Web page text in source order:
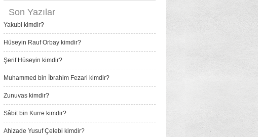
Son Yazılar
Yakubi kimdir?
Hüseyin Rauf Orbay kimdir?
Şerif Hüseyin kimdir?
Muhammed bin İbrahim Fezari kimdir?
Zunuvas kimdir?
Sâbit bin Kurre kimdir?
Ahizade Yusuf Çelebi kimdir?